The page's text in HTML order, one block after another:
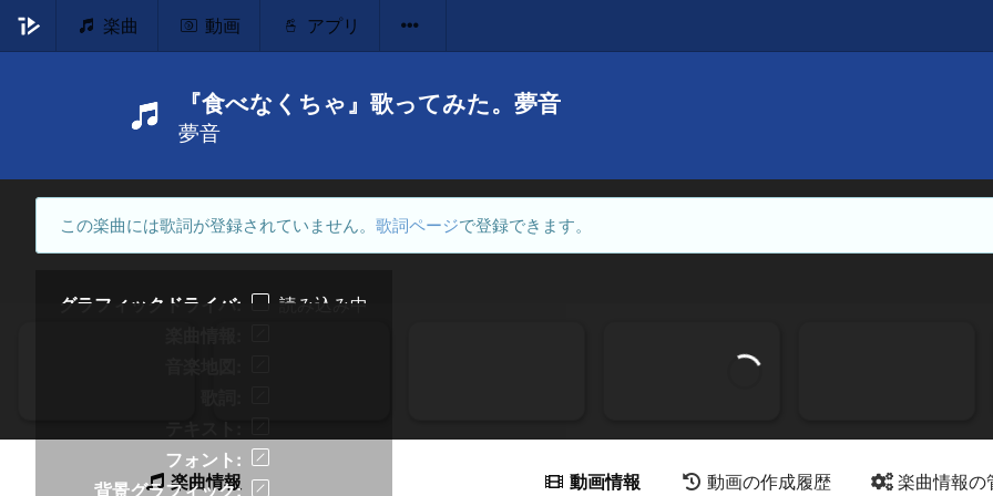
楽曲 動画 アプリ
『食べなくちゃ』歌ってみた。夢音
夢音
この楽曲には歌詞が登録されていません。 歌詞ページで登録できます。
グラフィックドライバ
読み込み中
フォント
背景グラフィック
楽曲情報 動画情報 動画の作成履歴 楽曲情報の